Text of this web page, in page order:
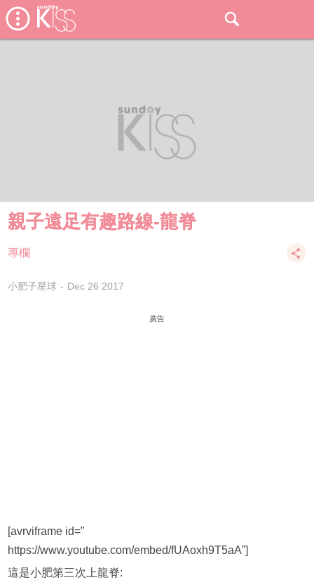
親子遠足有趣路線-龍脊
專欄
小肥子星球 Dec 26 2017
廣告
[avrviframe id=”
https://www.youtube.com/embed/fUAoxh9T5aA”]
這是小肥第三次上龍脊: